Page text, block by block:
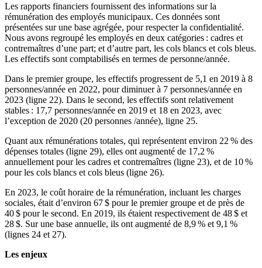
Les rapports financiers fournissent des informations sur la
rémunération des employés municipaux. Ces données sont
présentées sur une base agrégée, pour respecter la confidentialité.
Nous avons regroupé les employés en deux catégories : cadres et
contremaîtres d’une part; et d’autre part, les cols blancs et cols bleus.
Les effectifs sont comptabilisés en termes de personne/année.
Dans le premier groupe, les effectifs progressent de 5,1 en 2019 à 8
personnes/année en 2022, pour diminuer à 7 personnes/année en
2023 (ligne 22). Dans le second, les effectifs sont relativement
stables : 17,7 personnes/année en 2019 et 18 en 2023, avec
l’exception de 2020 (20 personnes /année), ligne 25.
Quant aux rémunérations totales, qui représentent environ 22 % des
dépenses totales (ligne 29), elles ont augmenté de 17,2 %
annuellement pour les cadres et contremaîtres (ligne 23), et de 10 %
pour les cols blancs et cols bleus (ligne 26).
En 2023, le coût horaire de la rémunération, incluant les charges
sociales, était d’environ 67 $ pour le premier groupe et de près de
40 $ pour le second. En 2019, ils étaient respectivement de 48 $ et
28 $. Sur une base annuelle, ils ont augmenté de 8,9 % et 9,1 %
(lignes 24 et 27).
Les enjeux